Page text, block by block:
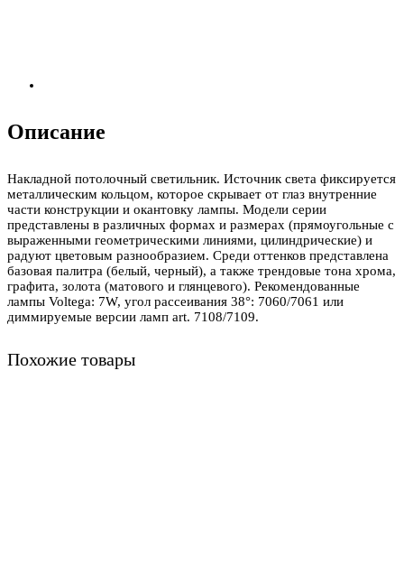
Описание
Накладной потолочный светильник. Источник света фиксируется
металлическим кольцом, которое скрывает от глаз внутренние
части конструкции и окантовку лампы. Модели серии
представлены в различных формах и размерах (прямоугольные с
выраженными геометрическими линиями, цилиндрические) и
радуют цветовым разнообразием. Среди оттенков представлена
базовая палитра (белый, черный), а также трендовые тона хрома,
графита, золота (матового и глянцевого). Рекомендованные
лампы Voltega: 7W, угол рассеивания 38°: 7060/7061 или
диммируемые версии ламп art. 7108/7109.
Похожие товары